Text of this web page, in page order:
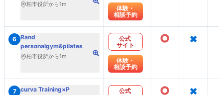
柏市役所から1m
体験・
相談予約
6 Rand
personalgym&pilates
柏市役所から1m
公式
サイト
体験・
相談予約
○ ×
7 curva Training×P
公式
○ ×